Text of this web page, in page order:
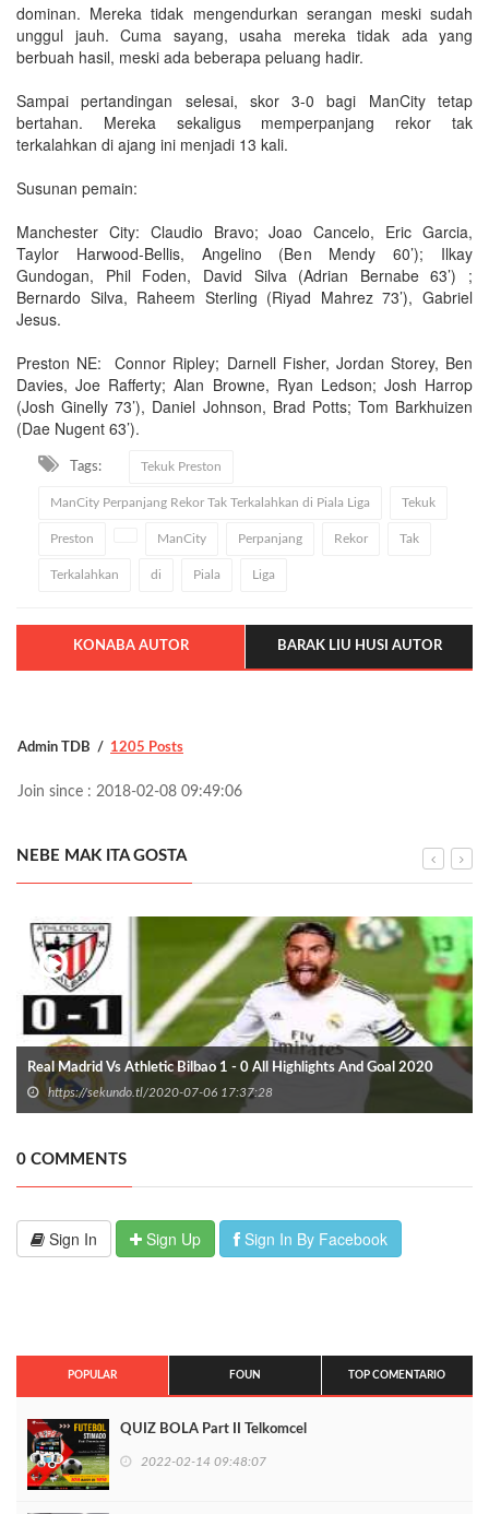
dominan. Mereka tidak mengendurkan serangan meski sudah
unggul jauh. Cuma sayang, usaha mereka tidak ada yang
berbuah hasil, meski ada beberapa peluang hadir.
Sampai pertandingan selesai, skor 3-0 bagi ManCity tetap
bertahan. Mereka sekaligus memperpanjang rekor tak
terkalahkan di ajang ini menjadi 13 kali.
Susunan pemain:
Manchester City: Claudio Bravo; Joao Cancelo, Eric Garcia,
Taylor Harwood-Bellis, Angelino (Ben Mendy 60’); Ilkay
Gundogan, Phil Foden, David Silva (Adrian Bernabe 63’) ;
Bernardo Silva, Raheem Sterling (Riyad Mahrez 73’), Gabriel
Jesus.
Preston NE: Connor Ripley; Darnell Fisher, Jordan Storey, Ben
Davies, Joe Rafferty; Alan Browne, Ryan Ledson; Josh Harrop
(Josh Ginelly 73’), Daniel Johnson, Brad Potts; Tom Barkhuizen
(Dae Nugent 63’).
Tags: Tekuk Preston
ManCity Perpanjang Rekor Tak Terkalahkan di Piala Liga Tekuk
Preston ManCity Perpanjang Rekor Tak
Terkalahkan di Piala Liga
KONABA AUTOR BARAK LIU HUSI AUTOR
Admin TDB 1205 Posts
Join since : 2018-02-08 09:49:06
NEBE MAK ITA GOSTA
Real Madrid Vs Athletic Bilbao 1 - 0 All Highlights And Goal 2020
https://sekundo.tl/2020-07-06 17:37:28
0 COMMENTS
Sign In Sign Up Sign In By Facebook
POPULAR FOUN TOP COMENTARIO
QUIZ BOLA Part II Telkomcel
2022-02-14 09:48:07